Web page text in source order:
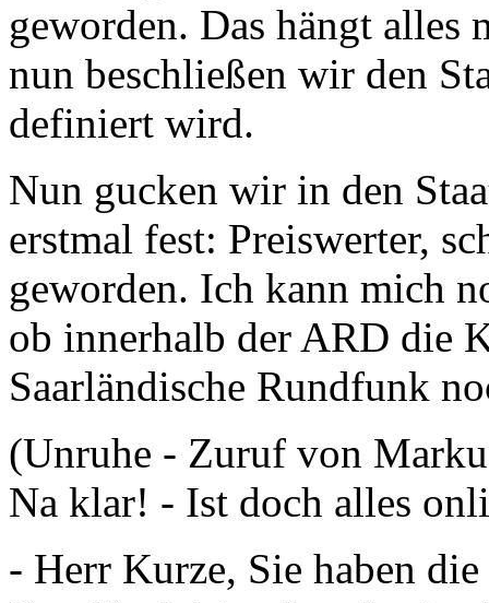
geworden. Das hängt alles
nun beschließen wir den
definiert wird.
Nun gucken wir in den
erstmal fest: Preiswerter,
geworden. Ich kann mich
ob innerhalb der ARD die
Saarländische Rundfunk
(Unruhe - Zuruf von
Na klar! - Ist doch alles
- Herr Kurze, Sie haben